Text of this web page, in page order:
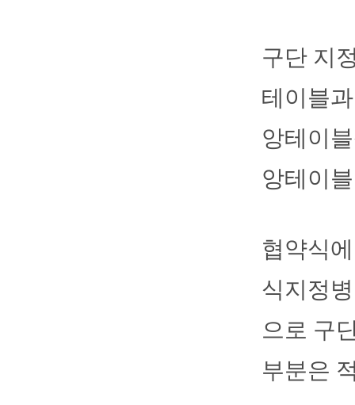
구단 지
테이블
앙테이
앙테이
협약식
식지정
으로 구
부분은